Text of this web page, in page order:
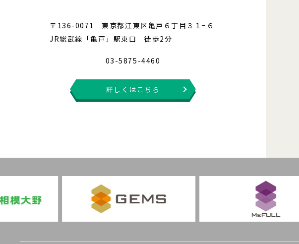
〒136-0071 東京都江東区亀戸６丁目３１−６
JR総武線「亀戸」駅東口 徒歩2分
03-5875-4460
詳しくはこちら